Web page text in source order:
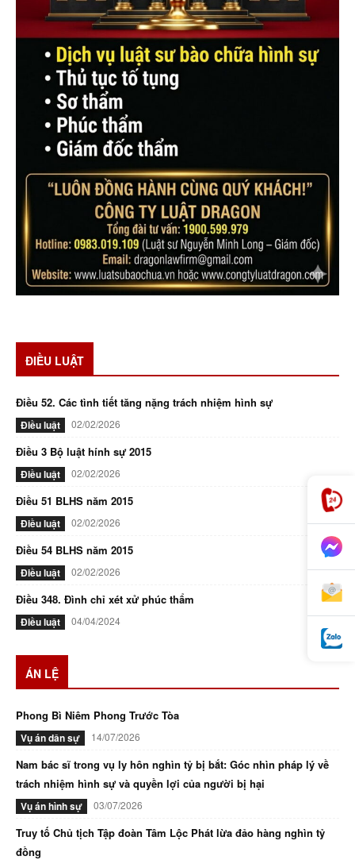
ĐIỀU LUẬT
Điều 52. Các tình tiết tăng nặng trách nhiệm hình sự
Điều luật 02/02/2026
Điều 3 Bộ luật hính sự 2015
Điều luật 02/02/2026
Điều 51 BLHS năm 2015
Điều luật 02/02/2026
Điều 54 BLHS năm 2015
Điều luật 02/02/2026
Điều 348. Đình chỉ xét xử phúc thẩm
Điều luật 04/04/2024
ÁN LỆ
Phong Bì Niêm Phong Trước Tòa
Vụ án dân sự 14/07/2026
Nam bác sĩ trong vụ ly hôn nghìn tỷ bị bắt: Góc nhìn pháp lý về
trách nhiệm hình sự và quyền lợi của người bị hại
Vụ án hình sự 03/07/2026
Truy tố Chủ tịch Tập đoàn Tâm Lộc Phát lừa đảo hàng nghìn tỷ
đồng